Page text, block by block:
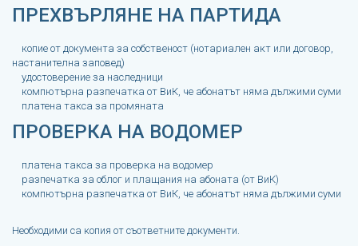
ПРЕХВЪРЛЯНЕ НА ПАРТИДА
копие от документа за собственост (нотариален акт или договор,
настанителна заповед)
удостоверение за наследници
компютърна разпечатка от ВиК, че абонатът няма дължими суми
платена такса за промяната
ПРОВЕРКА НА ВОДОМЕР
платена такса за проверка на водомер
разпечатка за облог и плащания на абоната (от ВиК)
компютърна разпечатка от ВиК, че абонатът няма дължими суми
Необходими са копия от съответните документи.